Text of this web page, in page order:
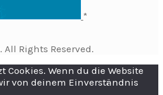
*
Rights Reserved.
Cookies. Wenn du die Website
von deinem Einverständnis